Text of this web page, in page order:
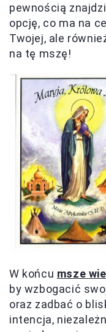
pewnością
opcję, co ma na
Twojej, ale
na tę mszę!
W końcu msze
by wzbogacić
oraz zadbać o
intencja,